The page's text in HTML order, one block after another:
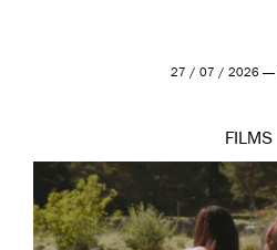
27 / 07 / 2026 —
FILMS